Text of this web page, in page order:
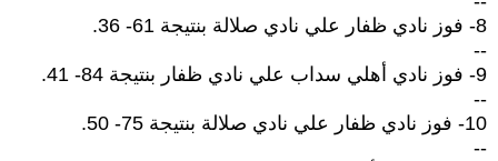
8- فوز نادي ظفار علي نادي صلالة بنتيجة 61- 36.
--
9- فوز نادي أهلي سداب علي نادي ظفار بنتيجة 84- 41.
--
10- فوز نادي ظفار علي نادي صلالة بنتيجة 75- 50.
--